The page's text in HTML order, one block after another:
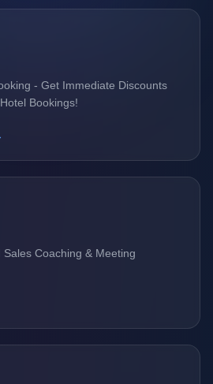
- Get Immediate Discounts
Bookings!
Sales Coaching & Meeting